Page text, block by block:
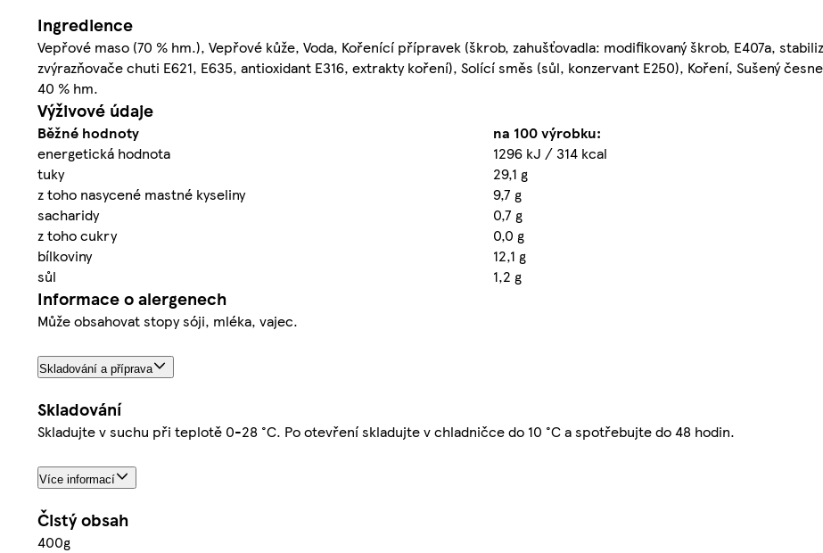
Ingredience
Vepřové maso (70 % hm.), Vepřové kůže, Voda, Kořenící přípravek (škrob, zahušťovadla: modifikovaný škrob, E407a,
zvýrazňovače chuti E621, E635, antioxidant E316, extrakty koření), Solící směs (sůl, konzervant E250), Koření, Sušený
40 % hm.
Výživové údaje
Běžné hodnoty
na 100 výrobku:
energetická hodnota
1296 kJ / 314 kcal
tuky
29,1 g
z toho nasycené mastné kyseliny
9,7 g
sacharidy
0,7 g
z toho cukry
0,0 g
bílkoviny
12,1 g
sůl
1,2 g
Informace o alergenech
Může obsahovat stopy sóji, mléka, vajec.
Skladování a příprava
Skladování
Skladujte v suchu při teplotě 0-28 °C. Po otevření skladujte v chladničce do 10 °C a spotřebujte do 48 hodin.
Více informací
Čistý obsah
400g